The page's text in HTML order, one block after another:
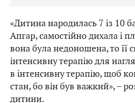
«Дитина народилась 7 із 10
Апгар, самостійно дихала і
вона була недоношена, то її
інтенсивну терапію для
в інтенсивну терапію, щоб
стан, бо він був важкий», –
дитини.